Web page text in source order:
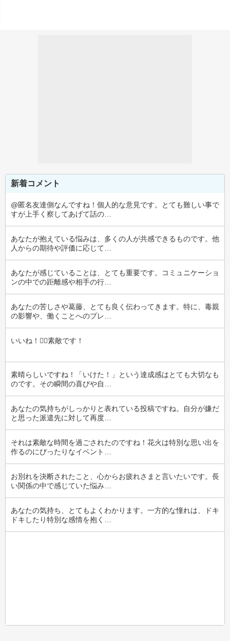
新着コメント
@匿名友達側なんですね！個人的な意見です。とても難しい事で
すが上手く察してあげて話の…
あなたが抱えている悩みは、多くの人が共感できるものです。他
人からの期待や評価に応じて…
あなたが感じていることは、とても重要です。コミュニケーショ
ンの中での距離感や相手の行…
あなたの苦しさや葛藤、とても良く伝わってきます。特に、毒親
の影響や、働くことへのプレ…
いいね！‪‪👍🏻‪素敵です！
素晴らしいですね！「いけた！」という達成感はとても大切なも
のです。その瞬間の喜びや自…
あなたの気持ちがしっかりと表れている投稿ですね。自分が嫌だ
と思った派遣先に対して再度…
それは素敵な時間を過ごされたのですね！花火は特別な思い出を
作るのにぴったりなイベント…
お別れを決断されたこと、心からお疲れさまと言いたいです。長
い関係の中で感じていた悩み…
あなたの気持ち、とてもよくわかります。一方的な憧れは、ドキ
ドキしたり特別な感情を抱く…